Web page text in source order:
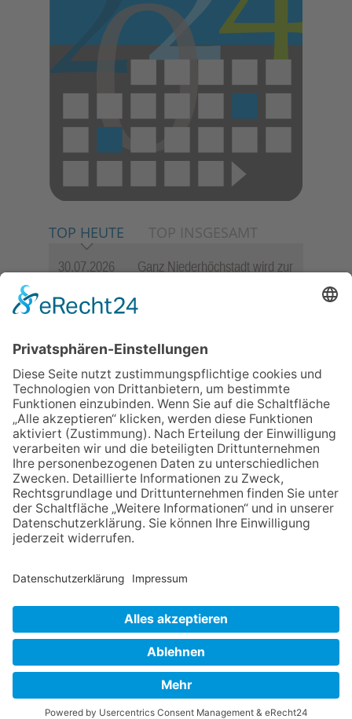
TOP HEUTE TOP INSGESAMT
30.07.2026
Ganz Niederhöchstadt wird zur
06.08.2026
Jugendchor Hochtaunus
Programm „Changes“
Sommerabend: Der Rettershof
lädt wieder zum Weinfest ein
06.08.2026
Hisamoto und Tölke begeistern
mit Werken von Walter
Wachsmuth
09.07.2026
Wasserampel steht auf Gelb:
Stadt ruft zum Wassersparen
auf
NACH OBEN
Datenschutz Netiquette FAQ
Powered bynative:media.